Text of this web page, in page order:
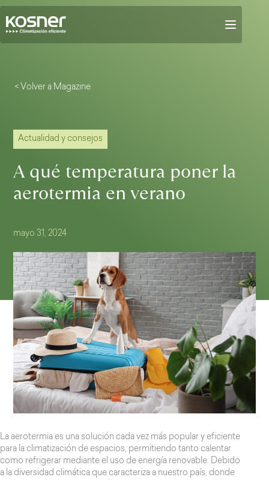
< Volver a Magazine
Actualidad y consejos
A qué temperatura poner la
aerotermia en verano
mayo 31, 2024
La aerotermia es una solución cada vez más popular y eficiente
para la climatización de espacios, permitiendo tanto calentar
como refrigerar mediante el uso de energía renovable. Debido
a la diversidad climática que caracteriza a nuestro país, donde